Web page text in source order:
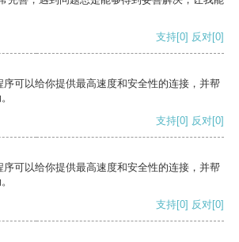
支持[0] 反对[0]
可以给你提供最高速度和安全性的连接，并帮
支持[0] 反对[0]
可以给你提供最高速度和安全性的连接，并帮
支持[0] 反对[0]